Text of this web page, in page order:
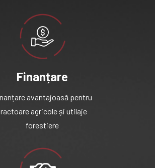
Finanțare
avantajoasă pentru
agricole și utilaje
forestiere